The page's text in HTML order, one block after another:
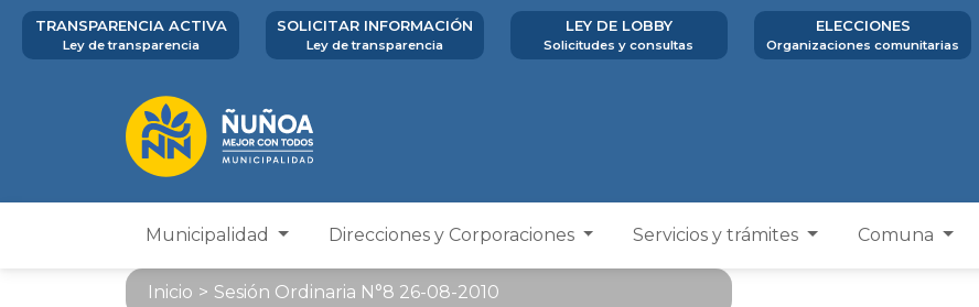
TRANSPARENCIA ACTIVA
Ley de transparencia
SOLICITAR INFORMACIÓN
Ley de transparencia
LEY DE LOBBY
Solicitudes y consultas
ELECCIONES
Organizaciones comunitarias
Municipalidad Direcciones y Corporaciones Servicios y trámites Comuna
Inicio > Sesión Ordinaria N°8 26-08-2010